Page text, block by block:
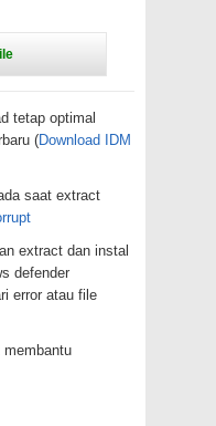
tetap optimal
(Download IDM
saat extract
extract dan instal
defender
error atau file